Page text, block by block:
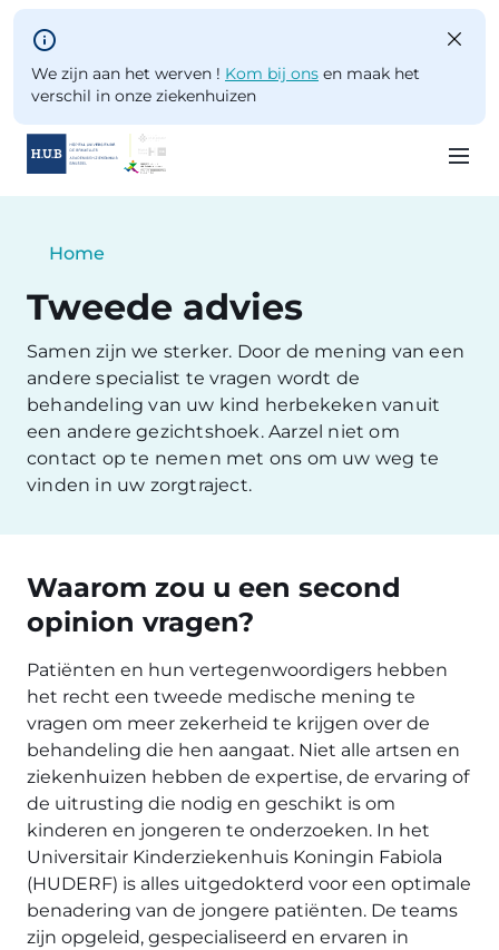
Skip to main content
We zijn aan het werven ! Kom bij ons en maak het
verschil in onze ziekenhuizen
content
Breadcrumb
Home
Tweede advies
Samen zijn we sterker. Door de mening van een
andere specialist te vragen wordt de
behandeling van uw kind herbekeken vanuit
een andere gezichtshoek. Aarzel niet om
contact op te nemen met ons om uw weg te
vinden in uw zorgtraject.
Waarom zou u een second
opinion vragen?
Patiënten en hun vertegenwoordigers hebben
het recht een tweede medische mening te
vragen om meer zekerheid te krijgen over de
behandeling die hen aangaat. Niet alle artsen en
ziekenhuizen hebben de expertise, de ervaring of
de uitrusting die nodig en geschikt is om
kinderen en jongeren te onderzoeken. In het
Universitair Kinderziekenhuis Koningin Fabiola
(HUDERF) is alles uitgedokterd voor een optimale
benadering van de jongere patiënten. De teams
zijn opgeleid, gespecialiseerd en ervaren in